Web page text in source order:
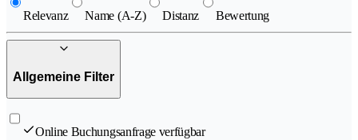
Relevanz Name (A-Z) Distanz Bewertung
Allgemeine Filter
Online Buchungsanfrage verfügbar